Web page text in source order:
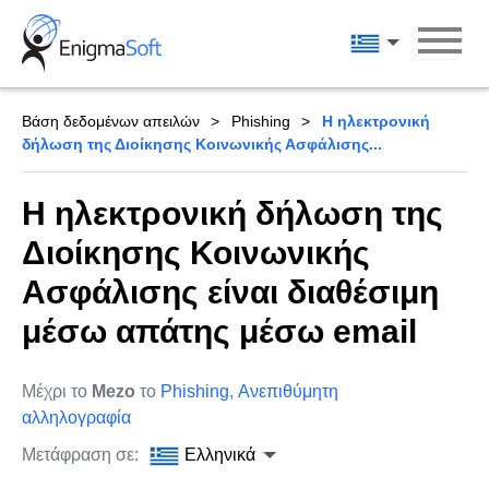
Skip
content
Ελληνικά
Βάση δεδομένων απειλών Phishing
Η ηλεκτρονική
δήλωση της Διοίκησης Κοινωνικής Ασφάλισης...
Η ηλεκτρονική δήλωση της
Διοίκησης Κοινωνικής
Ασφάλισης είναι διαθέσιμη
μέσω απάτης μέσω email
Μέχρι το Mezo το Phishing, Ανεπιθύμητη
αλληλογραφία
Μετάφραση σε:
Ελληνικά